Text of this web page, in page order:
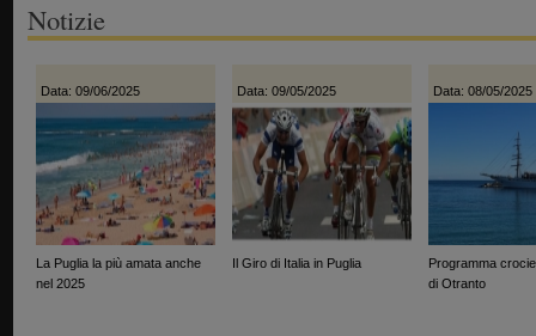
Notizie
Data: 09/06/2025
La Puglia la più amata anche
nel 2025
Data: 09/05/2025
Il Giro di Italia in Puglia
Data: 08/05/2025
Programma
di Otranto